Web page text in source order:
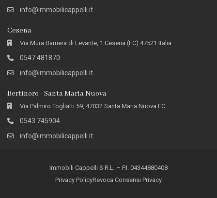
info@immobilicappelli.it
Cesena
Via Mura Barriera di Levante, 1 Cesena (FC) 47521 Italia
0547 481870
info@immobilicappelli.it
Bertinoro - Santa Maria Nuova
Via Palmiro Togliatti 59, 47032 Santa Maria Nuova FC
0543 745904
info@immobilicappelli.it
Immobili Cappelli S.R.L. – P.I. 04344880408
Privacy PolicyRevoca Consensi Privacy